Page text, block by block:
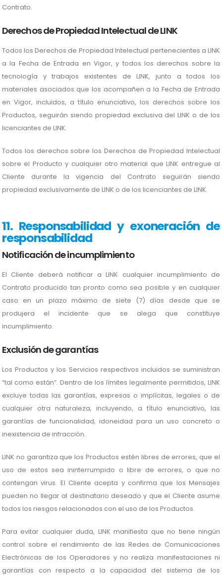
Contrato.
Derechos de Propiedad Intelectual de LINK
Todos los Derechos de Propiedad Intelectual pertenecientes a LINK
a la Fecha de Entrada en Vigor, y todos los derechos sobre la
tecnología y trabajos existentes de LINK, junto a todos los
materiales asociados que los acompañen a la Fecha de Entrada
en Vigor, incluidos, a título enunciativo, los derechos sobre los
Productos, seguirán siendo propiedad exclusiva del LINK o de los
licenciantes de LINK.
Todos los derechos sobre los Derechos de Propiedad Intelectual
sobre el Producto y cualquier otro material que LINK entregue al
Cliente durante la vigencia del Contrato seguirán siendo
propiedad exclusivamente de LINK o de los licenciantes de LINK.
11. Responsabilidad y exoneración de
responsabilidad
Notificación de incumplimiento
El Cliente deberá notificar a LINK cualquier incumplimiento de
Contrato producido tan pronto como sea posible y en cualquier
caso en un plazo máximo de siete (7) días desde que se
produjera el incidente que se alega que constituye
incumplimiento.
Exclusión de garantías
Los Productos y los Servicios respectivos incluidos se suministran
“tal como están”. Dentro de los límites legalmente permitidos, LINK
excluye todas las garantías, expresas o implícitas, legales o de
cualquier otra naturaleza, incluyendo, a título enunciativo, las
garantías de funcionalidad, idoneidad para un uso concreto o
inexistencia de infracción.
LINK no garantiza que los Productos estén libres de errores, que el
uso de estos sea ininterrumpido o libre de errores, o que no
contengan virus. El Cliente acepta y confirma que los Mensajes
pueden no llegar al destinatario deseado y que el Cliente asume
todos los riesgos relacionados con el uso de los Productos.
Para evitar cualquier duda, LINK manifiesta que no tiene ningún
control sobre el rendimiento de las Redes de Comunicaciones
Electrónicas de los Operadores y no realiza manifestaciones ni
garantías con respecto a la capacidad del sistema de los